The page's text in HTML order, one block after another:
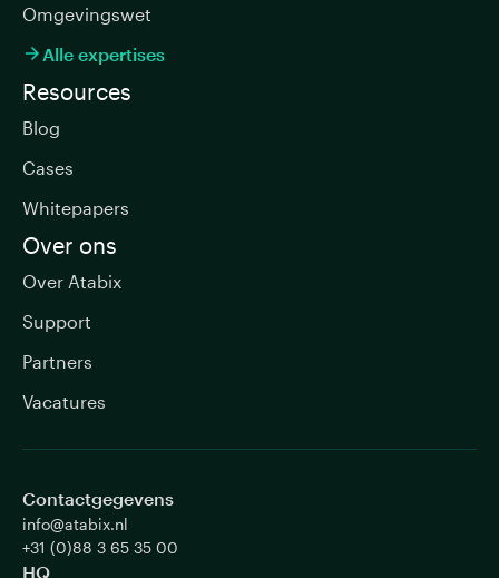
Contactgegevens
info@atabix.nl
+31 (0)88 3 65 35 00
HQ
Omgevingswet
 Alle expertises
Resources
Blog
Cases
Whitepapers
Over ons
Over Atabix
Support
Partners
Vacatures